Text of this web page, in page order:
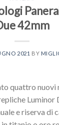
42mm
2021 BY
quattro nuovi
Luminor
e riserva di